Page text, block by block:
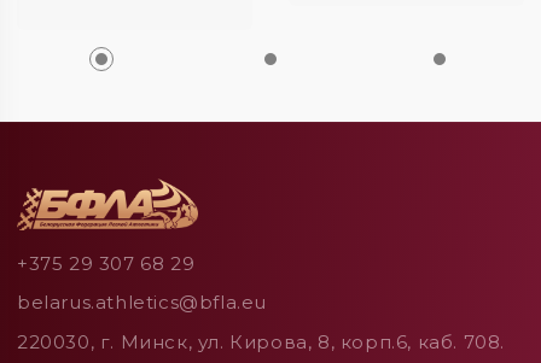
+375 29 307 68 29
belarus.athletics@bfla.eu
220030, г. Минск, ул. Кирова, 8, корп.6, каб. 708.